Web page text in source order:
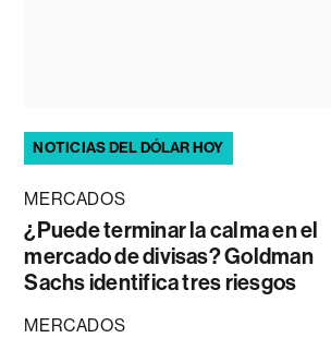
NOTICIAS DEL DÓLAR HOY
MERCADOS
¿Puede terminar la calma en el
mercado de divisas? Goldman
Sachs identifica tres riesgos
MERCADOS